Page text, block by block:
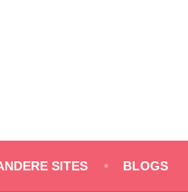
SITES BLOGS